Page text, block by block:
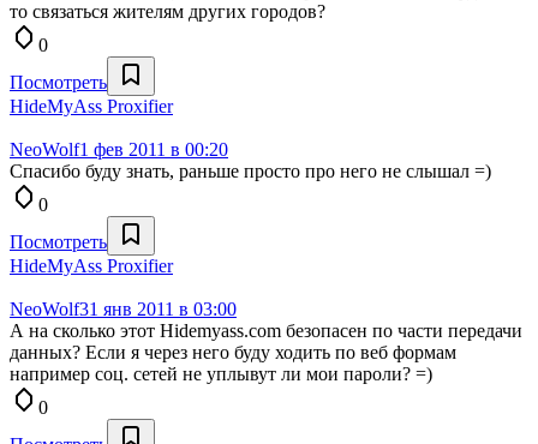
то связаться жителям других городов?
0
Посмотреть
HideMyAss Proxifier
NeoWolf1 фев 2011 в 00:20
Спасибо буду знать, раньше просто про него не слышал =)
0
Посмотреть
HideMyAss Proxifier
NeoWolf31 янв 2011 в 03:00
А на сколько этот Hidemyass.com безопасен по части передачи
данных? Если я через него буду ходить по веб формам
например соц. сетей не уплывут ли мои пароли? =)
0